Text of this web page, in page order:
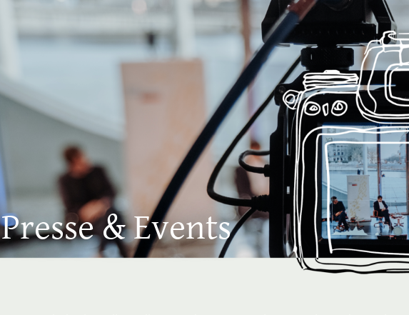
Presse & Events